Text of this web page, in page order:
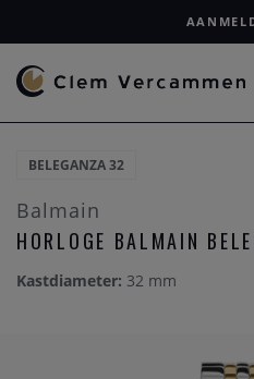
BELEGANZA 32
Balmain
HORLOGE BALMAIN
Kastdiameter: 32 mm